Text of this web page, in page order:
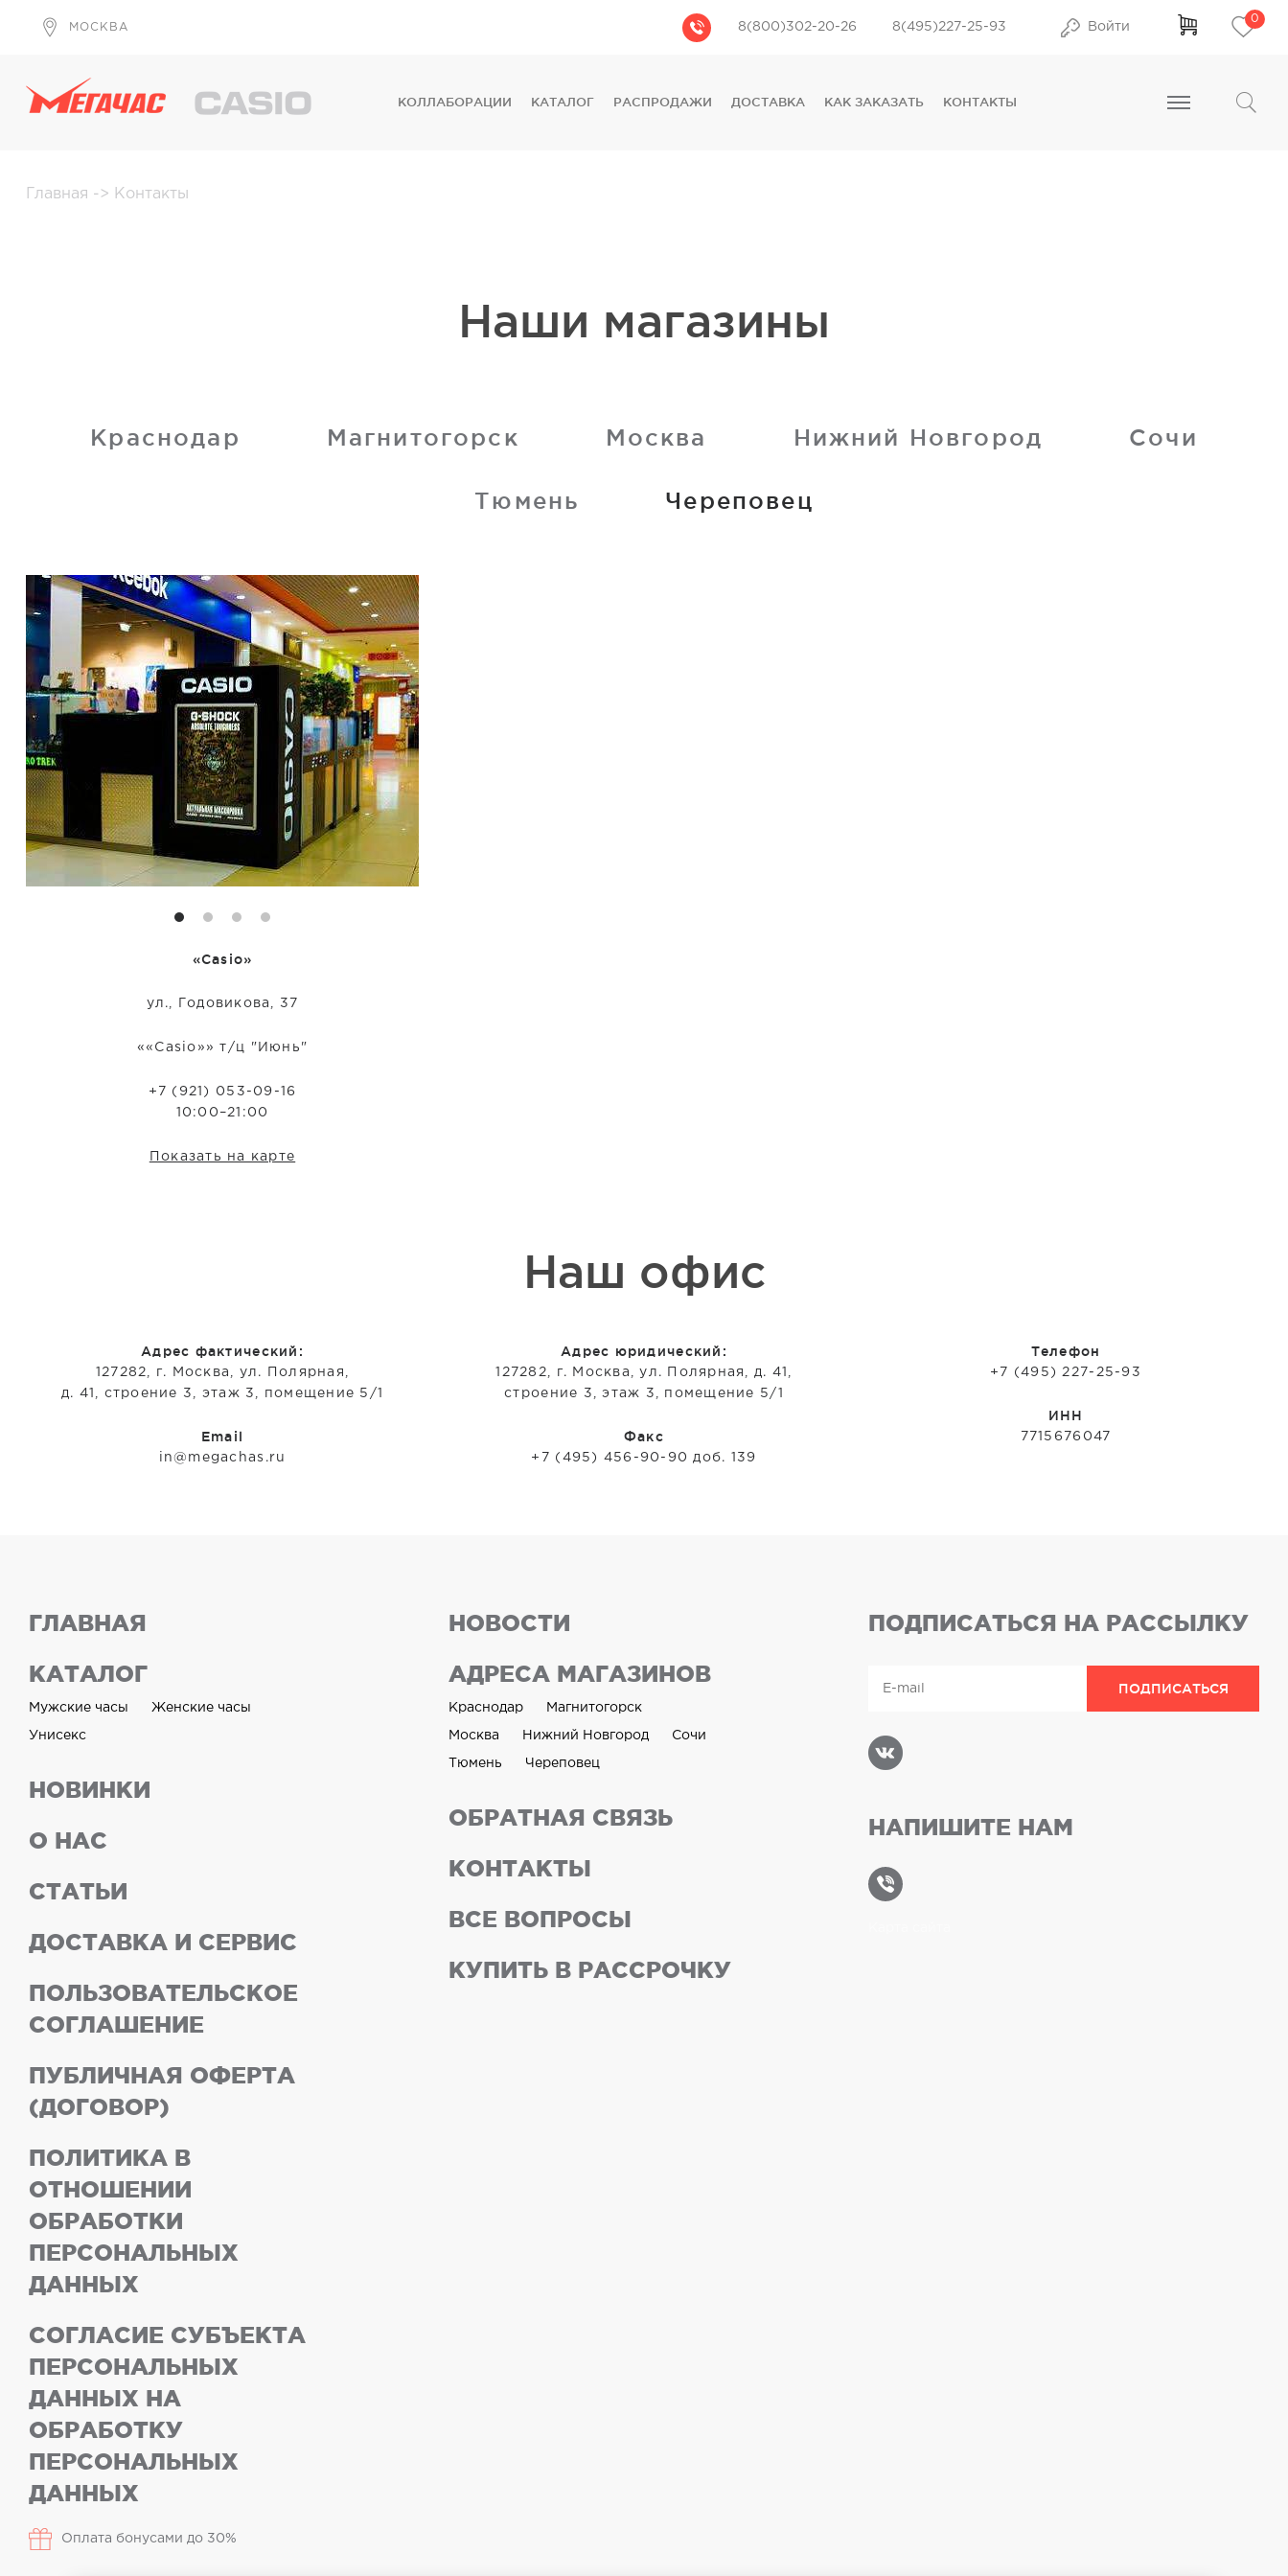
МОСКВА 8(800)302-20-26 8(495)227-25-93 Войти
0
КОЛЛАБОРАЦИИ
КАТАЛОГ
РАСПРОДАЖИ ДОСТАВКА КАК ЗАКАЗАТЬ КОНТАКТЫ
Главная -> Контакты
Наши магазины
Краснодар Магнитогорск Москва Нижний Новгород Сочи
Тюмень Череповец
«Casio»
ул., Годовикова, 37
««Casio»» т/ц "Июнь"
+7 (921) 053-09-16
10:00–21:00
Показать на карте
Наш офис
Адрес фактический:
127282, г. Москва, ул. Полярная,
д. 41, строение 3, этаж 3, помещение 5/1
Email
in@megachas.ru
Адрес юридический:
127282, г. Москва, ул. Полярная, д. 41,
строение 3, этаж 3, помещение 5/1
Факс
+7 (495) 456-90-90 доб. 139
Телефон
+7 (495) 227-25-93
ИНН
7715676047
ГЛАВНАЯ
КАТАЛОГ
Мужские часы Женские часы
Унисекс
НОВИНКИ
О НАС
СТАТЬИ
ДОСТАВКА И СЕРВИС
ПОЛЬЗОВАТЕЛЬСКОЕ
СОГЛАШЕНИЕ
ПУБЛИЧНАЯ ОФЕРТА
(ДОГОВОР)
ПОЛИТИКА В
ОТНОШЕНИИ
ОБРАБОТКИ
ПЕРСОНАЛЬНЫХ
ДАННЫХ
СОГЛАСИЕ СУБЪЕКТА
ПЕРСОНАЛЬНЫХ
ДАННЫХ НА
ОБРАБОТКУ
ПЕРСОНАЛЬНЫХ
ДАННЫХ
Оплата бонусами до 30%
НОВОСТИ
АДРЕСА МАГАЗИНОВ
Краснодар Магнитогорск
Москва Нижний Новгород Сочи
Тюмень Череповец
ОБРАТНАЯ СВЯЗЬ
КОНТАКТЫ
ВСЕ ВОПРОСЫ
КУПИТЬ В РАССРОЧКУ
ПОДПИСАТЬСЯ НА РАССЫЛКУ
НАПИШИТЕ НАМ